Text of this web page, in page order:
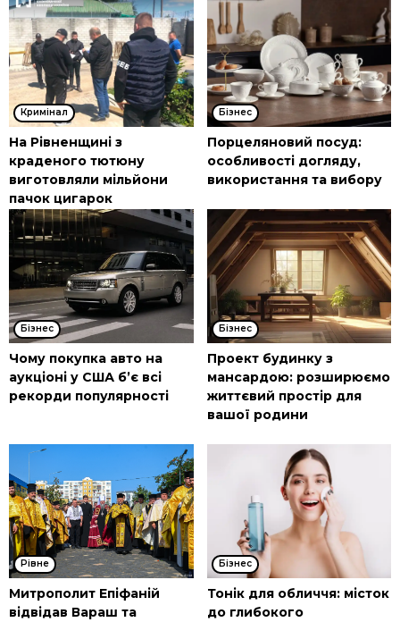
Кримінал
На Рівненщині з
краденого тютюну
виготовляли мільйони
пачок цигарок
Бізнес
Порцеляновий посуд:
особливості догляду,
використання та вибору
Бізнес
Чому покупка авто на
аукціоні у США б’є всі
рекорди популярності
Бізнес
Проект будинку з
мансардою: розширюємо
життєвий простір для
вашої родини
Рівне
Митрополит Епіфаній
відвідав Вараш та
Бізнес
Тонік для обличчя: місток
до глибокого